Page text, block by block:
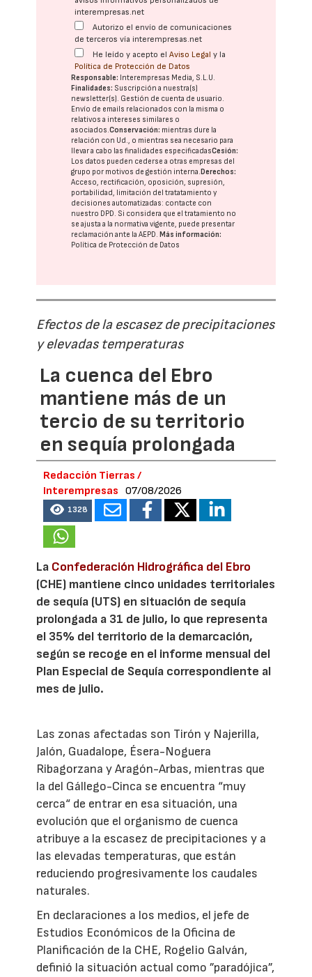
interempresas.net
Autorizo el envío de comunicaciones
de terceros vía interempresas.net
He leído y acepto elAviso Legal y la
Política de Protección de Datos
Responsable: Interempresas Media, S.L.U.
Finalidades: Suscripción a nuestra(s)
newsletter(s). Gestión de cuenta de usuario.
Envío de emails relacionados con la misma o
relativos a intereses similares o
asociados.Conservación: mientras dure la
relación con Ud., o mientras sea necesario para
llevar a cabo las finalidades especificadasCesión:
Los datos pueden cederse a otras empresas del
grupo por motivos de gestión interna.Derechos:
Acceso, rectificación, oposición, supresión,
portabilidad, limitación del tratatamiento y
decisiones automatizadas: contacte con
nuestro DPD. Si considera que el tratamiento no
se ajusta a la normativa vigente, puede presentar
reclamación ante laAEPD.Más información:
Política de Protección de Datos
Efectos de la escasez de precipitaciones
y elevadas temperaturas
La cuenca del Ebro
mantiene más de un
tercio de su territorio
en sequía prolongada
Redacción Tierras /
Interempresas
07/08/2026
1328
La Confederación Hidrográfica del Ebro
(CHE) mantiene cinco unidades territoriales
de sequía (UTS) en situación de sequía
prolongada a 31 de julio, lo que representa
el 35% del territorio de la demarcación,
según se recoge en el informe mensual del
Plan Especial de Sequía correspondiente al
mes de julio.
Las zonas afectadas son Tirón y Najerilla,
Jalón, Guadalope, Ésera-Noguera
Ribagorzana y Aragón-Arbas, mientras que
la del Gállego-Cinca se encuentra “muy
cerca“ de entrar en esa situación, una
evolución que el organismo de cuenca
atribuye a la escasez de precipitaciones y a
las elevadas temperaturas, que están
reduciendo progresivamente los caudales
naturales.
En declaraciones a los medios, el jefe de
Estudios Económicos de la Oficina de
Planificación de la CHE, Rogelio Galván,
definió la situación actual como ”paradójica”,